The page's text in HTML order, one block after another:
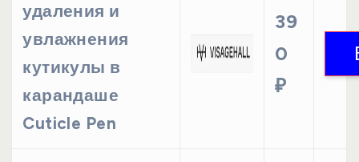
удаления и
увлажнения
кутикулы в
карандаше
Cuticle Pen
39
0
₽